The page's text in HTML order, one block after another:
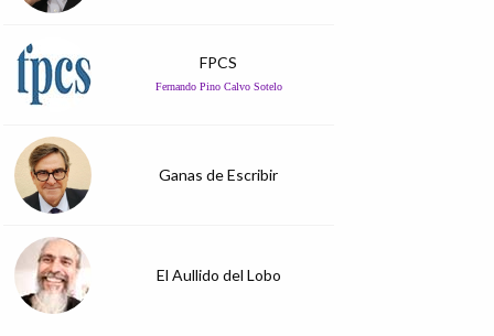
FPCS
Fernando Pino Calvo Sotelo
Ganas de Escribir
El Aullido del Lobo